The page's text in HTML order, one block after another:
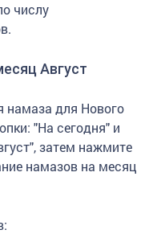
числу
Август
намаза для Нового
"На сегодня" и
затем нажмите
намазов на месяц